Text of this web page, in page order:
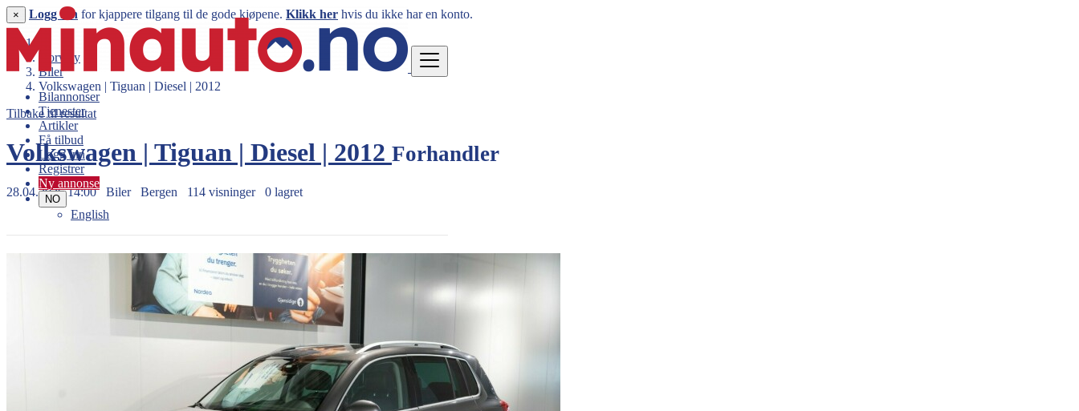
Bilannonser
Tjenester
Artikler
Få tilbud
Logg inn
Registrer
Ny annonse
NO
English
× Logg inn for kjappere tilgang til de gode kjøpene. Klikk her hvis du ikke har en konto.
Norway
Biler
Volkswagen | Tiguan | Diesel | 2012
Tilbake til resultat
Volkswagen | Tiguan | Diesel | 2012 Forhandler
28.04.2026 14:00 Biler Bergen 114 visninger 0 lagret
119.000 kr